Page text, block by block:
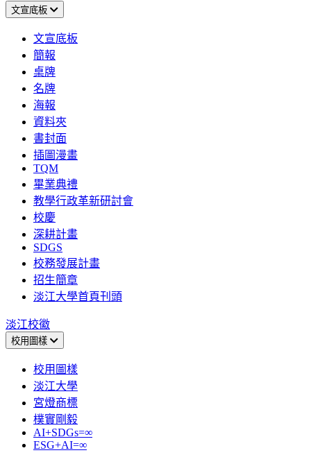
文宣底板
文宣底板
簡報
桌牌
名牌
海報
資料夾
書封面
插圖漫畫
TQM
畢業典禮
教學行政革新研討會
校慶
深耕計畫
SDGS
校務發展計畫
招生簡章
淡江大學首頁刊頭
淡江校徽
校用圖樣
校用圖樣
淡江大學
宮燈商標
樸實剛毅
AI+SDGs=∞
ESG+AI=∞